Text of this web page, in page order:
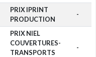
PRIX IPRINT
PRODUCTION
-
PRIX NIEL
COUVERTURES-
TRANSPORTS
-